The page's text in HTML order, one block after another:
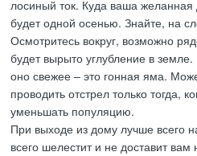
лосиный ток. Куда ваша
будет одной осенью. Знайте, на
Осмотритесь вокруг, возможно
будет вырыто углубление в
оно свежее – это гонная яма.
проводить отстрел только тогда,
уменьшать популяцию.
При выходе из дому лучше всего
всего шелестит и не доставит